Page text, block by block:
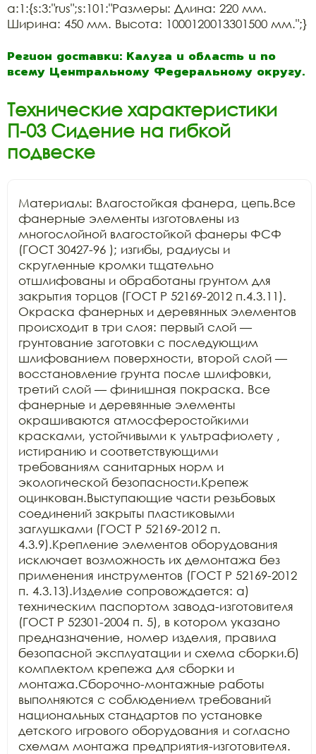
a:1:{s:3:"rus";s:101:"Размеры: Длина: 220 мм.
Ширина: 450 мм. Высота: 1000120013301500 мм.";}
Регион доставки: Калуга и область и по
всему Центральному Федеральному округу.
Технические характеристики
П-03 Сидение на гибкой
подвеске
Материалы: Влагостойкая фанера, цепь.Все
фанерные элементы изготовлены из
многослойной влагостойкой фанеры ФСФ
(ГОСТ 30427-96 ); изгибы, радиусы и
скругленные кромки тщательно
отшлифованы и обработаны грунтом для
закрытия торцов (ГОСТ Р 52169-2012 п.4.3.11).
Окраска фанерных и деревянных элементов
происходит в три слоя: первый слой —
грунтование заготовки с последующим
шлифованием поверхности, второй слой —
восстановление грунта после шлифовки,
третий слой — финишная покраска. Все
фанерные и деревянные элементы
окрашиваются атмосферостойкими
красками, устойчивыми к ультрафиолету ,
истиранию и соответствующими
требованиям санитарных норм и
экологической безопасности.Крепеж
оцинкован.Выступающие части резьбовых
соединений закрыты пластиковыми
заглушками (ГОСТ Р 52169-2012 п.
4.3.9).Крепление элементов оборудования
исключает возможность их демонтажа без
применения инструментов (ГОСТ Р 52169-2012
п. 4.3.13).Изделие сопровождается: а)
техническим паспортом завода-изготовителя
(ГОСТ Р 52301-2004 п. 5), в котором указано
предназначение, номер изделия, правила
безопасной эксплуатации и схема сборки.б)
комплектом крепежа для сборки и
монтажа.Сборочно-монтажные работы
выполняются с соблюдением требований
национальных стандартов по установке
детского игрового оборудования и согласно
схемам монтажа предприятия-изготовителя.